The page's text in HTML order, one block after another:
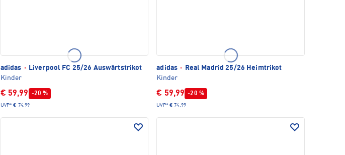
adidas ·
Liverpool FC 25/26 Auswärtstrikot
Kinder
€ 59,99 -20 %
UVP* € 74,99
adidas ·
Real Madrid 25/26 Heimtrikot
Kinder
€ 59,99 -20 %
UVP* € 74,99